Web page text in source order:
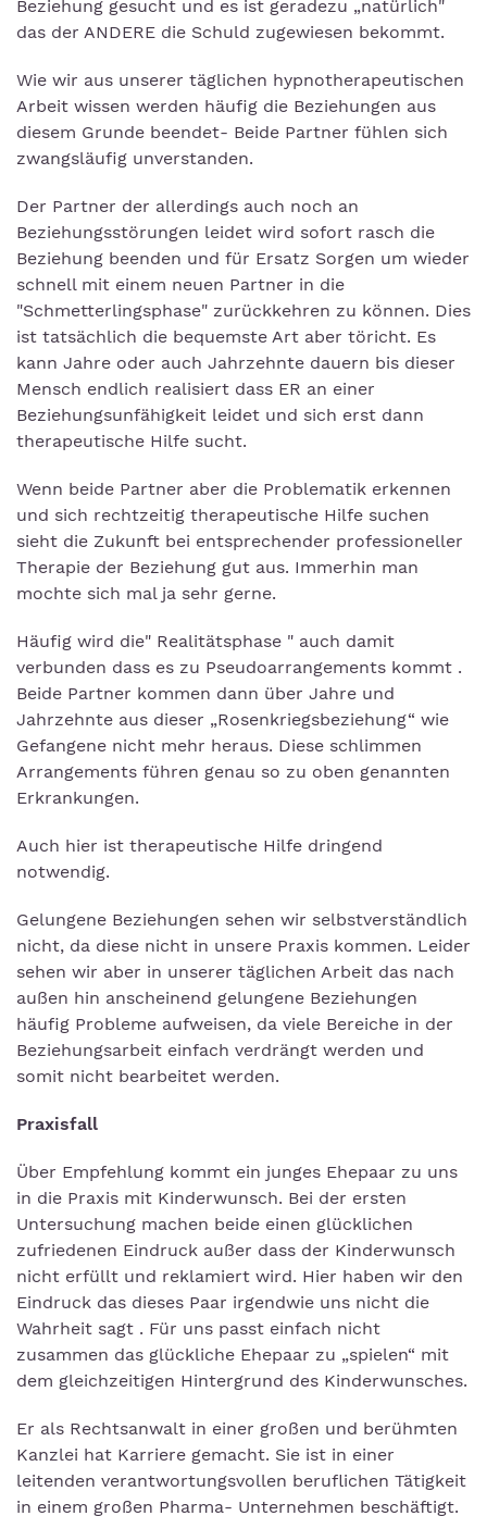
Beziehung gesucht und es ist geradezu „natürlich"
das der ANDERE die Schuld zugewiesen bekommt.
Wie wir aus unserer täglichen hypnotherapeutischen
Arbeit wissen werden häufig die Beziehungen aus
diesem Grunde beendet- Beide Partner fühlen sich
zwangsläufig unverstanden.
Der Partner der allerdings auch noch an
Beziehungsstörungen leidet wird sofort rasch die
Beziehung beenden und für Ersatz Sorgen um wieder
schnell mit einem neuen Partner in die
"Schmetterlingsphase" zurückkehren zu können. Dies
ist tatsächlich die bequemste Art aber töricht. Es
kann Jahre oder auch Jahrzehnte dauern bis dieser
Mensch endlich realisiert dass ER an einer
Beziehungsunfähigkeit leidet und sich erst dann
therapeutische Hilfe sucht.
Wenn beide Partner aber die Problematik erkennen
und sich rechtzeitig therapeutische Hilfe suchen
sieht die Zukunft bei entsprechender professioneller
Therapie der Beziehung gut aus. Immerhin man
mochte sich mal ja sehr gerne.
Häufig wird die" Realitätsphase " auch damit
verbunden dass es zu Pseudoarrangements kommt .
Beide Partner kommen dann über Jahre und
Jahrzehnte aus dieser „Rosenkriegsbeziehung“ wie
Gefangene nicht mehr heraus. Diese schlimmen
Arrangements führen genau so zu oben genannten
Erkrankungen.
Auch hier ist therapeutische Hilfe dringend
notwendig.
Gelungene Beziehungen sehen wir selbstverständlich
nicht, da diese nicht in unsere Praxis kommen. Leider
sehen wir aber in unserer täglichen Arbeit das nach
außen hin anscheinend gelungene Beziehungen
häufig Probleme aufweisen, da viele Bereiche in der
Beziehungsarbeit einfach verdrängt werden und
somit nicht bearbeitet werden.
Praxisfall
Über Empfehlung kommt ein junges Ehepaar zu uns
in die Praxis mit Kinderwunsch. Bei der ersten
Untersuchung machen beide einen glücklichen
zufriedenen Eindruck außer dass der Kinderwunsch
nicht erfüllt und reklamiert wird. Hier haben wir den
Eindruck das dieses Paar irgendwie uns nicht die
Wahrheit sagt . Für uns passt einfach nicht
zusammen das glückliche Ehepaar zu „spielen“ mit
dem gleichzeitigen Hintergrund des Kinderwunsches.
Er als Rechtsanwalt in einer großen und berühmten
Kanzlei hat Karriere gemacht. Sie ist in einer
leitenden verantwortungsvollen beruflichen Tätigkeit
in einem großen Pharma- Unternehmen beschäftigt.